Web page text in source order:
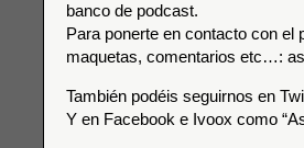
banco de podcast.
Para ponerte en contacto con el
maquetas, comentarios etc…:
También podéis seguirnos en
Y en Facebook e Ivoox como